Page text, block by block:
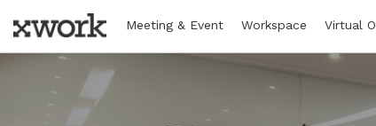
Meeting & Event Workspace Virtual